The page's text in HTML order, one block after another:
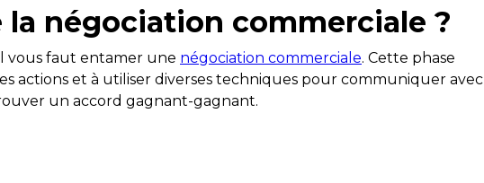
la négociation commerciale ?
vous faut entamer une négociation commerciale. Cette phase
actions et à utiliser diverses techniques pour communiquer avec
un accord gagnant-gagnant.